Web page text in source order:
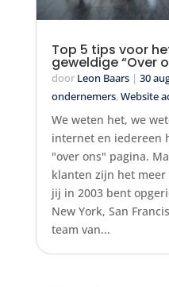
Top 5 tips voor
geweldige “Over
door Leon Baars| 30
ondernemers,Website
We weten het, we
internet en iedereen
"over ons" pagina.
klanten zijn het
jij in 2003 bent
New York, San
team van...